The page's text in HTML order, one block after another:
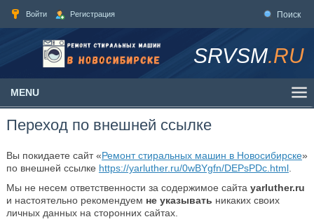
Войти Регистрация Поиск
SRVSM.RU
MENU
Переход по внешней ссылке
Вы покидаете сайт «Ремонт стиральных машин в Новосибирске»
по внешней ссылке https://yarluther.ru/0wBYgfn/DEPsPDc.html.
Мы не несем ответственности за содержимое сайта yarluther.ru
и настоятельно рекомендуем не указывать никаких своих
личных данных на сторонних сайтах.